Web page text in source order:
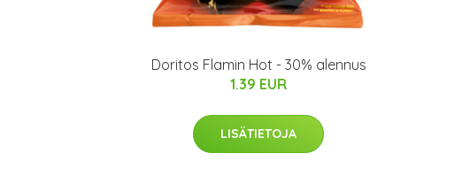
Doritos Flamin Hot - 30% alennus
1.39 EUR
LISÄTIETOJA